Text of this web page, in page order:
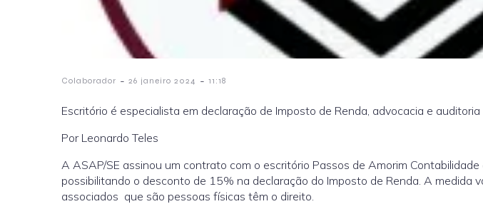
Colaborador - 26 janeiro 2024 - 11:18
Escritório é especialista em declaração de Imposto de Renda, advocacia e auditoria
Por Leonardo Teles
A ASAP/SE assinou um contrato com o escritório Passos de Amorim
possibilitando o desconto de 15% na declaração do Imposto de Renda. A medida
associados que são pessoas físicas têm o direito.